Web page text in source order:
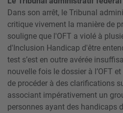
Dans son arrêt, le Tribunal
critique vivement la manière de
souligne que l'OFT a violé à
d'Inclusion Handicap d'être
test s’est en outre avérée
nouvelle fois le dossier à l’OFT
de procéder à des clarifications
associant impérativement un
personnes ayant des handicaps